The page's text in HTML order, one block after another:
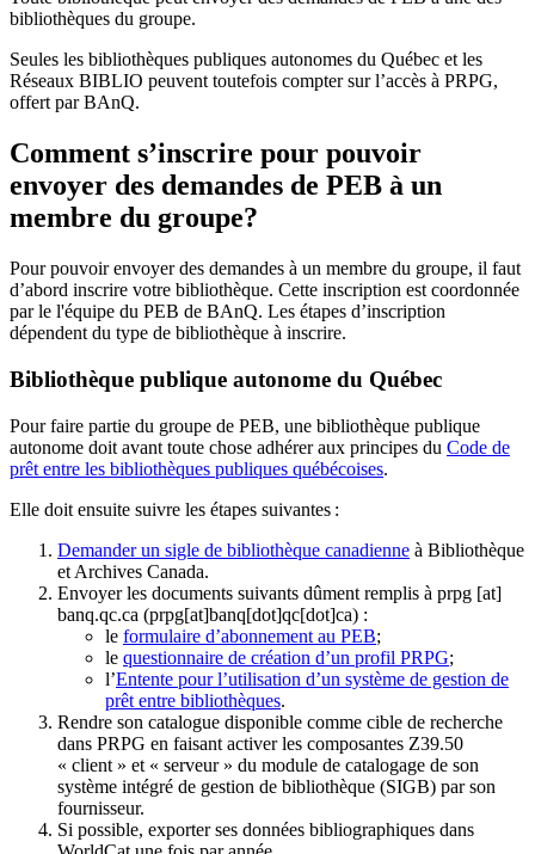
bibliothèques du groupe.
Seules les bibliothèques publiques autonomes du Québec et les
Réseaux BIBLIO peuvent toutefois compter sur l’accès à PRPG,
offert par BAnQ.
Comment s’inscrire pour pouvoir
envoyer des demandes de PEB à un
membre du groupe?
Pour pouvoir envoyer des demandes à un membre du groupe, il faut
d’abord inscrire votre bibliothèque. Cette inscription est coordonnée
par le l'équipe du PEB de BAnQ. Les étapes d’inscription
dépendent du type de bibliothèque à inscrire.
Bibliothèque publique autonome du Québec
Pour faire partie du groupe de PEB, une bibliothèque publique
autonome doit avant toute chose adhérer aux principes du Code de
prêt entre les bibliothèques publiques québécoises.
Elle doit ensuite suivre les étapes suivantes :
Demander un sigle de bibliothèque canadienne à Bibliothèque
et Archives Canada.
Envoyer les documents suivants dûment remplis à prpg [at]
banq.qc.ca (prpg[at]banq[dot]qc[dot]ca) :
le formulaire d’abonnement au PEB;
le questionnaire de création d’un profil PRPG;
l’Entente pour l’utilisation d’un système de gestion de
prêt entre bibliothèques.
Rendre son catalogue disponible comme cible de recherche
dans PRPG en faisant activer les composantes Z39.50
« client » et « serveur » du module de catalogage de son
système intégré de gestion de bibliothèque (SIGB) par son
fournisseur.
Si possible, exporter ses données bibliographiques dans